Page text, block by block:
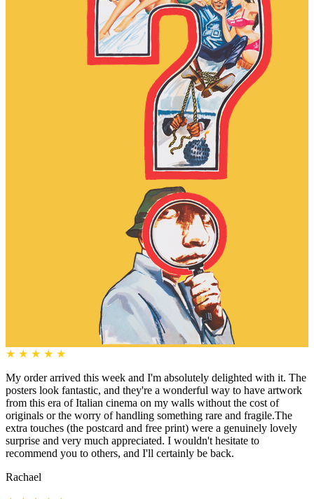
★ ★ ★ ★ ★
My order arrived this week and I'm absolutely delighted with it. The
posters look fantastic, and they're a wonderful way to have artwork
from this era of Italian cinema on my walls without the cost of
originals or the worry of handling something rare and fragile.The
extra touches (the postcard and free print) were a genuinely lovely
surprise and very much appreciated. I wouldn't hesitate to
recommend you to others, and I'll certainly be back.
Rachael